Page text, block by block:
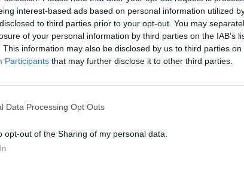
interest-based ads based on personal information utilized
to third parties prior to your opt-out. You may
of your personal information by third parties on the IAB’s
This information may also be disclosed by us to third parties on
Participants that may further disclose it to other third parties.
Data Processing Opt Outs
opt-out of the Sharing of my personal data.
ad